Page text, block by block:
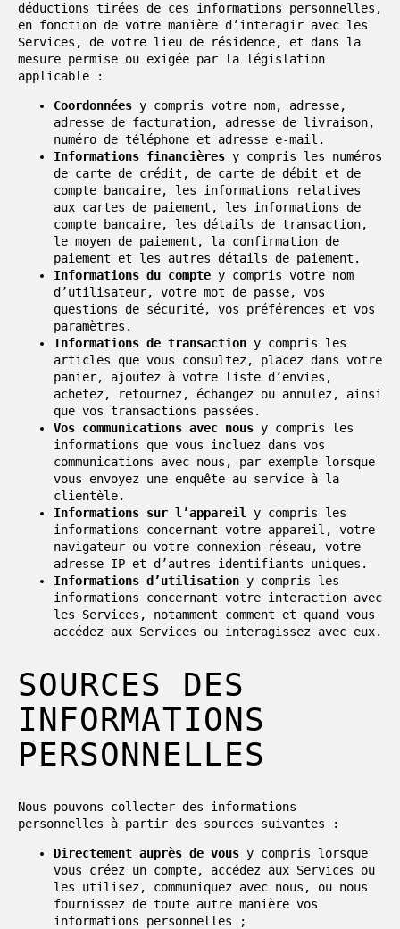
déductions tirées de ces informations personnelles,
en fonction de votre manière d’interagir avec les
Services, de votre lieu de résidence, et dans la
mesure permise ou exigée par la législation
applicable :
Coordonnées y compris votre nom, adresse,
adresse de facturation, adresse de livraison,
numéro de téléphone et adresse e-mail.
Informations financières y compris les numéros
de carte de crédit, de carte de débit et de
compte bancaire, les informations relatives
aux cartes de paiement, les informations de
compte bancaire, les détails de transaction,
le moyen de paiement, la confirmation de
paiement et les autres détails de paiement.
Informations du compte y compris votre nom
d’utilisateur, votre mot de passe, vos
questions de sécurité, vos préférences et vos
paramètres.
Informations de transaction y compris les
articles que vous consultez, placez dans votre
panier, ajoutez à votre liste d’envies,
achetez, retournez, échangez ou annulez, ainsi
que vos transactions passées.
Vos communications avec nous y compris les
informations que vous incluez dans vos
communications avec nous, par exemple lorsque
vous envoyez une enquête au service à la
clientèle.
Informations sur l’appareil
y compris les
informations concernant votre appareil, votre
navigateur ou votre connexion réseau, votre
adresse IP et d’autres identifiants uniques.
Informations d’utilisation y compris les
informations concernant votre interaction avec
les Services, notamment comment et quand vous
accédez aux Services ou interagissez avec eux.
SOURCES DES
INFORMATIONS
PERSONNELLES
Nous pouvons collecter des informations
personnelles à partir des sources suivantes :
Directement auprès de vous y compris lorsque
vous créez un compte, accédez aux Services ou
les utilisez, communiquez avec nous, ou nous
fournissez de toute autre manière vos
informations personnelles ;